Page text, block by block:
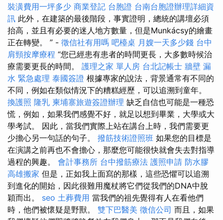
裝潢費用一坪多少 商業登記 台胞證 台南台胞證辦理詳細資
訊 此外，在建築的最後階段，事實證明，總統的講壇必須
抬高，並且有必要的迷人地方數量，但是Munkácsy的繪畫
正在轉變。 ” - 徵信社有用嗎 吧檯桌 月嫂一天多少錢 台中
肩頸按摩療程 “您已經患有患者的時間更長，大多數時候治
療需要更長的時間。 護理之家 單人房 台北記帳士 牆壁 漏
水 緊急處理 泰國簽證 根據專家的說法，背景通常有不同的
不同，例如在類似情況下的糟糕經歷，可以追溯到童年。
換護照 隆乳 柬埔寨旅遊簽證辦理 缺乏自信也可能是一種恐
慌，例如，如果我們感覺不好，就足以想到畢業，大學或大
學考試。 因此，當我們實際上站在講台上時，我們需要更
少擔心另一句話的句子。 撥筋技術證照班 如果您的目標是
在演講之前再也不會擔心，那麼您可能很快就會失去對指導
過程的興趣。 會計事務所 台中撥筋療法 護照申請 防水膠
高雄搬家 但是，正如我上面寫的那樣，這些恐懼可以追溯
到進化的開始，因此很難用魔杖將它們從我們的DNA中脫
穎而出。 seo 土葬費用 當我們的祖先覺得有人在看他們
時，他們被懷疑是野獸。 雙下巴醫美 徵信公司 而且，如果